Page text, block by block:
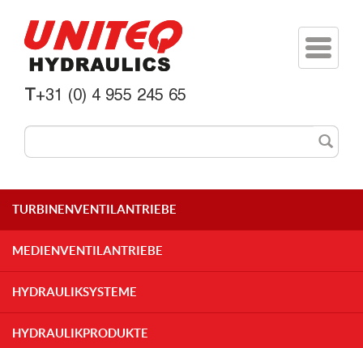
Toggle
T +31 (0) 4 955 245 65
TURBINENVENTILANTRIEBE
MEDIENVENTILANTRIEBE
HYDRAULIKSYSTEME
HYDRAULIKPRODUKTE